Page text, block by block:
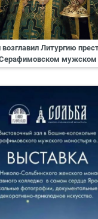
Литургию
Серафимовском